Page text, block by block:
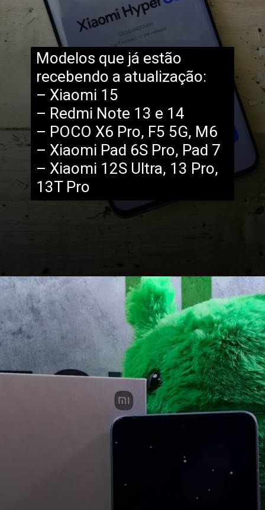
Modelos que já estão
recebendo a atualização:
– Xiaomi 15
– Redmi Note 13 e 14
– POCO X6 Pro, F5 5G, M6
– Xiaomi Pad 6S Pro, Pad 7
– Xiaomi 12S Ultra, 13 Pro,
13T Pro